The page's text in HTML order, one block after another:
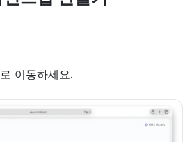
로 이동하세요.